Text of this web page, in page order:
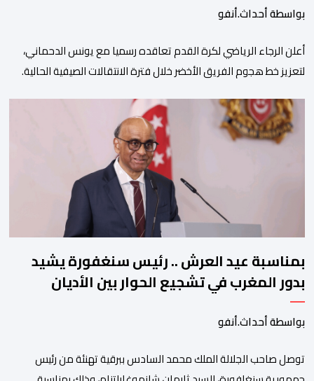
بواسطة أحداث.أنفو
أعلن الرجاء الرياضي لكرة القدم تعاقده رسميا مع يونس الدحماني،
لتعزيز خط هجوم الفريق الأخضر خلال فترة الانتقالات الصيفية الحالية. ​
حيث يعول عليه الطاقم التقني للرجاء لتقديم الإضافة المرجوة في
المسابقات المحلية والقارية المقبلة. ​وجاء هذا التعاقد بعد أداء لافت
قدمه اللاعب برفقة اتحاد […]
بمناسبة عيد العرش .. رئيس سنغفورة يشيد
بدور المغرب في تشجيع الحوار بين الأديان
بواسطة أحداث.أنفو
توصل صاحب الجلالة الملك محمد السادس ببرقية تهنئة من رئيس